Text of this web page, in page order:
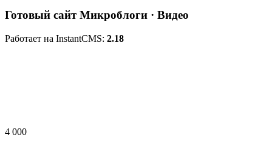
Готовый сайт Микроблоги · Видео
Работает на InstantCMS: 2.18
4 000